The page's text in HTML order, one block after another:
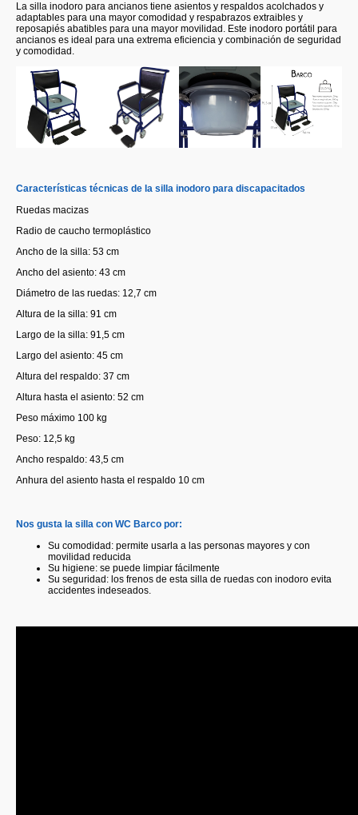
La silla inodoro para ancianos tiene asientos y respaldos acolchados y
adaptables para una mayor comodidad y respabrazos extraibles y
reposapiés abatibles para una mayor movilidad. Este inodoro portátil para
ancianos es ideal para una extrema eficiencia y combinación de seguridad
y comodidad.
Características técnicas de la silla inodoro para discapacitados
Ruedas macizas
Radio de caucho termoplástico
Ancho de la silla: 53 cm
Ancho del asiento: 43 cm
Diámetro de las ruedas: 12,7 cm
Altura de la silla: 91 cm
Largo de la silla: 91,5 cm
Largo del asiento: 45 cm
Altura del respaldo: 37 cm
Altura hasta el asiento: 52 cm
Peso máximo 100 kg
Peso: 12,5 kg
Ancho respaldo: 43,5 cm
Anhura del asiento hasta el respaldo 10 cm
Nos gusta la silla con WC Barco por:
Su comodidad: permite usarla a las personas mayores y con
movilidad reducida
Su higiene: se puede limpiar fácilmente
Su seguridad: los frenos de esta silla de ruedas con inodoro evita
accidentes indeseados.